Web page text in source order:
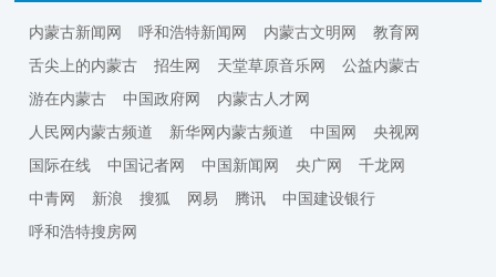
内蒙古新闻网 呼和浩特新闻网 内蒙古文明网
教育网
舌尖上的内蒙古
招生网 天堂草原音乐网
公益内蒙古
游在内蒙古
中国政府网
内蒙古人才网
人民网内蒙古频道
新华网内蒙古频道 中国网
央视网
国际在线
中国记者网 中国新闻网 央广网
千龙网
中青网
新浪 搜狐 网易 腾讯
中国建设银行
呼和浩特搜房网